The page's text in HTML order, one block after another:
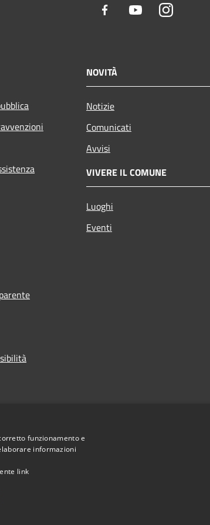
Facebook YoutubeInstagram
NOVITÀ
Notizie
Comunicati
Avvisi
VIVERE IL COMUNE
Luoghi
Eventi
di Clusone • Powered by
funzionamento e
informazioni
link